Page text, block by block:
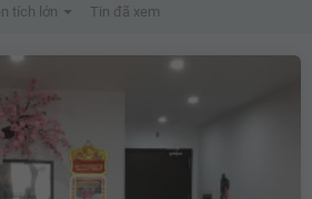
tích lớn Tin đã xem